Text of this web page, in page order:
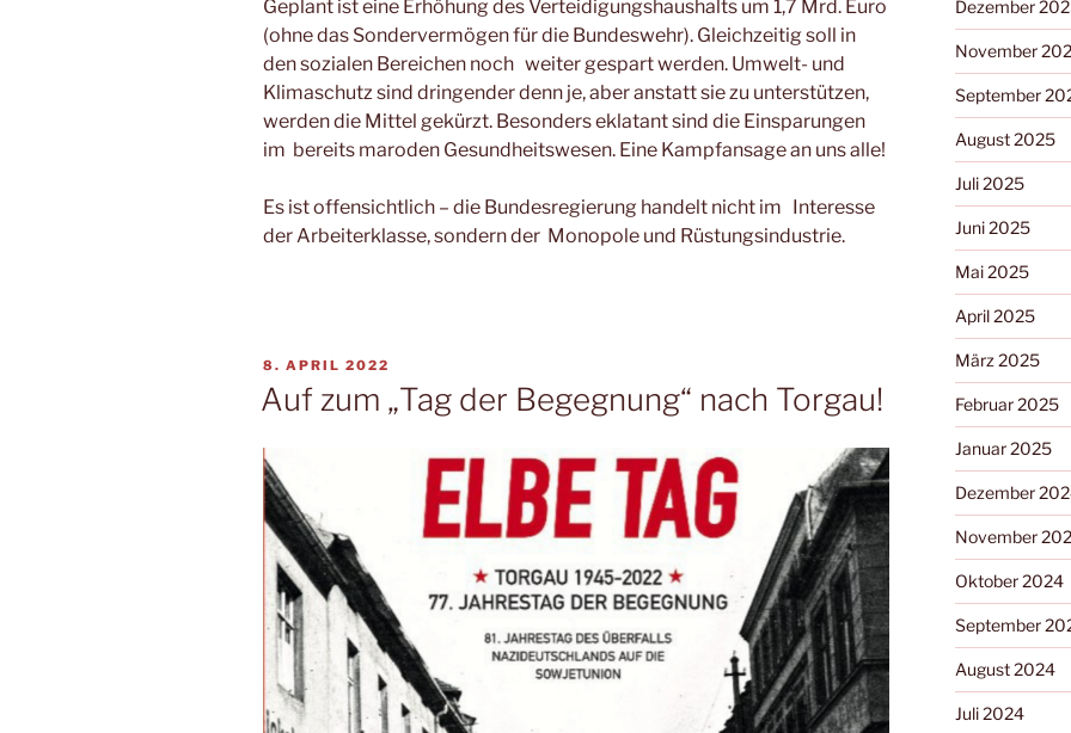
Geplant ist eine Erhöhung des Verteidigungshaushalts um 1,7 Mrd. Euro
(ohne das Sondervermögen für die Bundeswehr). Gleichzeitig soll in
den sozialen Bereichen noch weiter gespart werden. Umwelt- und
Klimaschutz sind dringender denn je, aber anstatt sie zu unterstützen,
werden die Mittel gekürzt. Besonders eklatant sind die Einsparungen
im bereits maroden Gesundheitswesen. Eine Kampfansage an uns alle!
Es ist offensichtlich – die Bundesregierung handelt nicht im Interesse
der Arbeiterklasse, sondern der Monopole und Rüstungsindustrie.
8. APRIL 2022
Auf zum „Tag der Begegnung“ nach Torgau!
Dezember
November
September
August 2025
Juli 2025
Juni 2025
Mai 2025
April 2025
März 2025
Februar 2025
Januar 2025
Dezember
November
Oktober 2024
September
August 2024
Juli 2024